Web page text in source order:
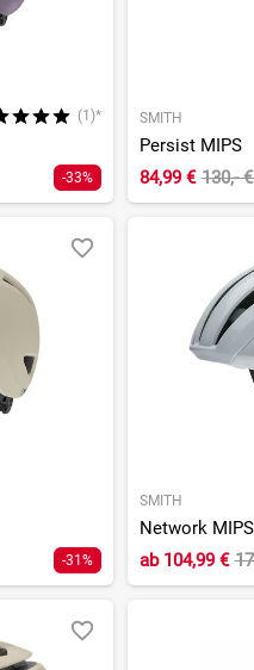
(1)*
-33%
SMITH
Persist MIPS
84,99 € 130,-
-31%
SMITH
Network MIPS
ab104,99 €